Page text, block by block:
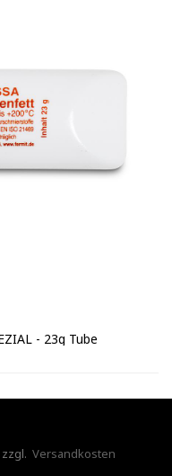
- 23g Tube
Versandkosten